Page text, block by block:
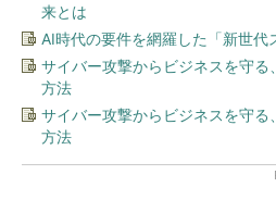
来とは
AI時代の要件を網羅した「新世代
サイバー攻撃からビジネスを守
方法
サイバー攻撃からビジネスを守
方法